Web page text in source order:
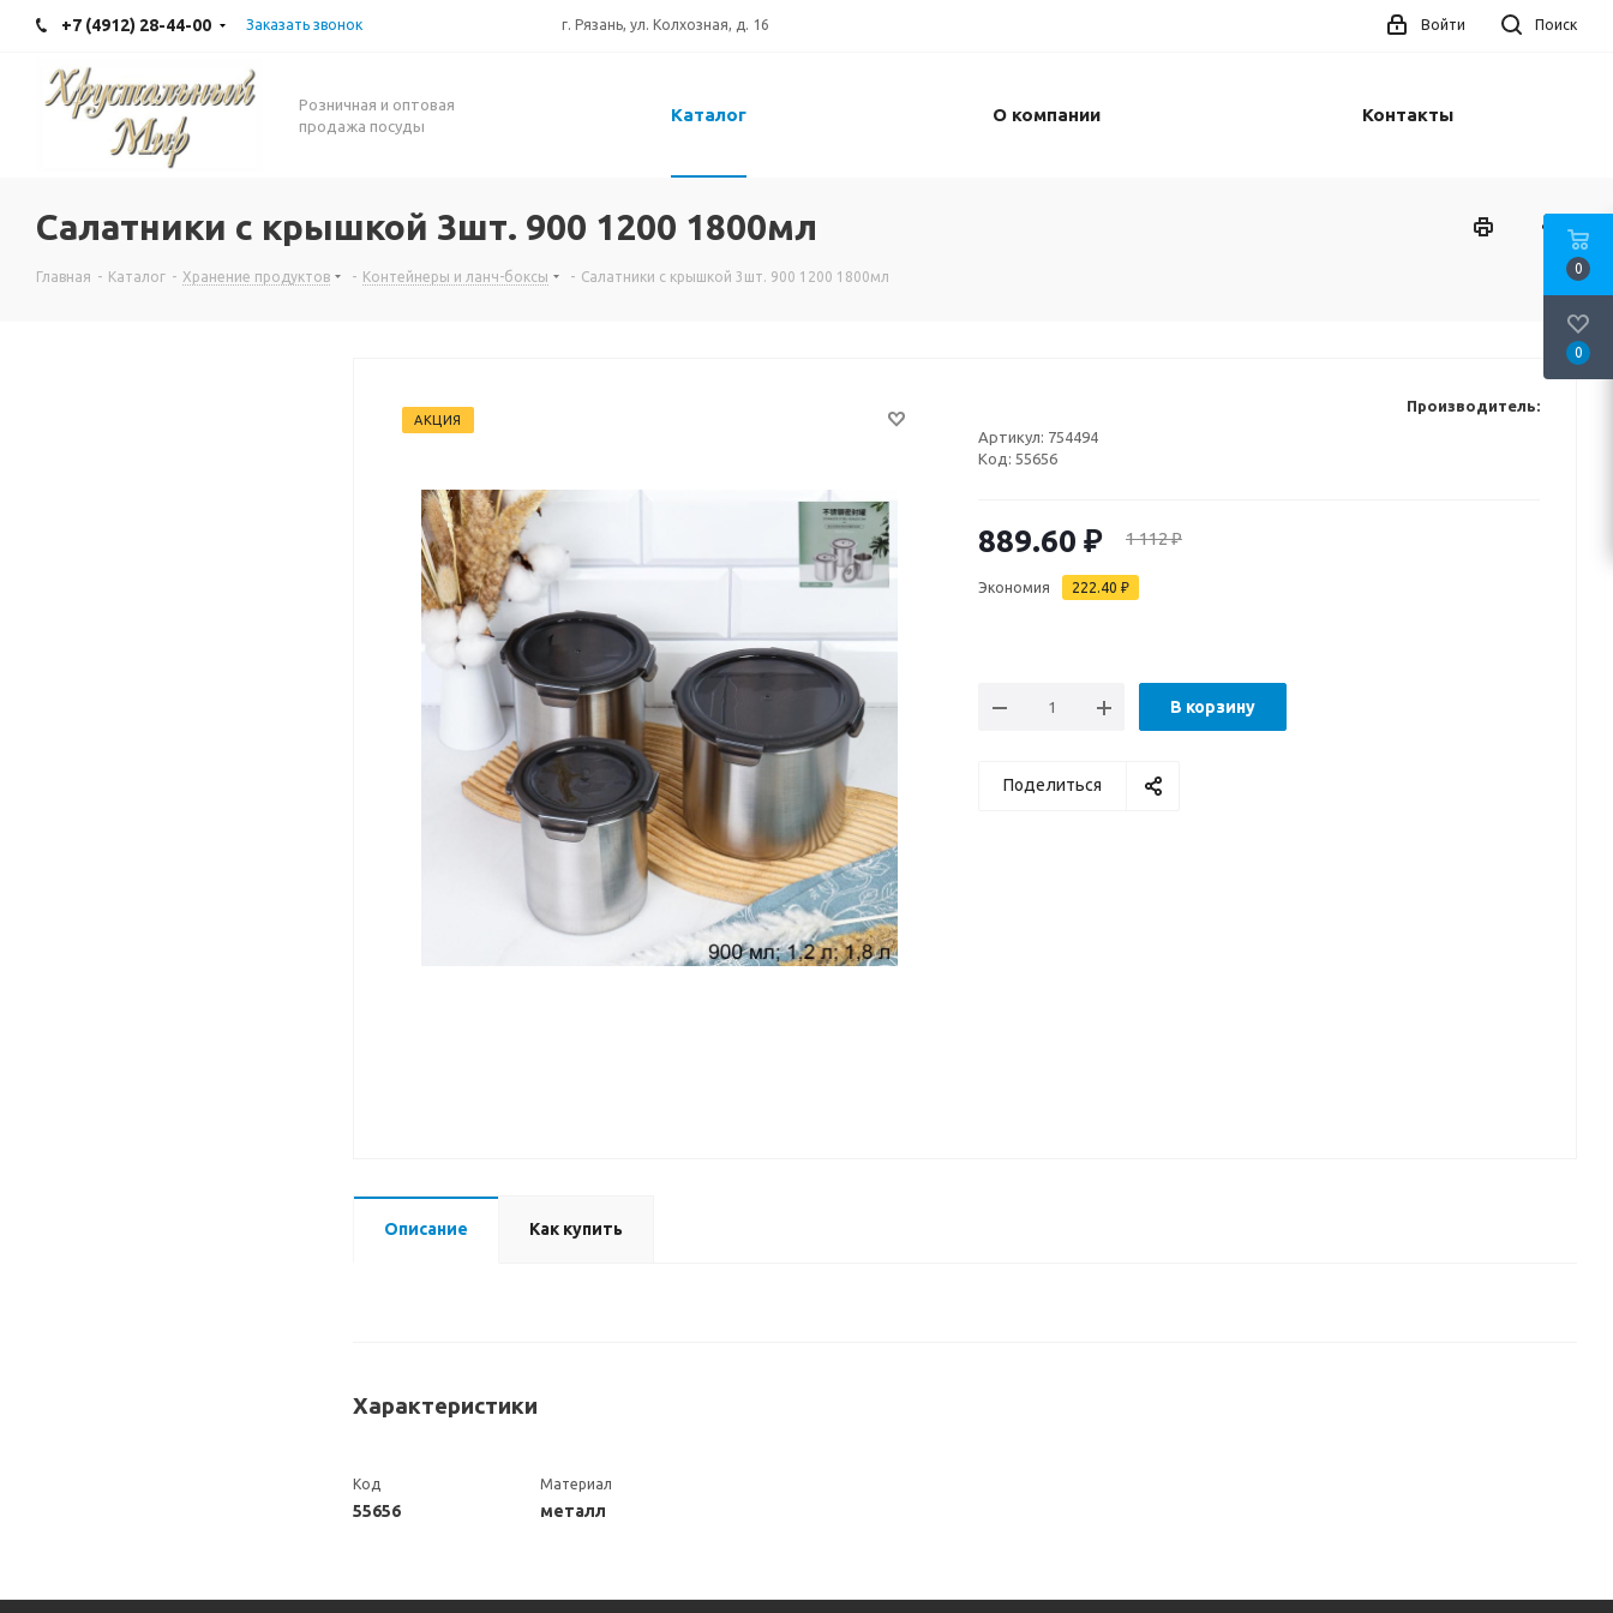
+7 (4912) 28-44-00 Заказать звонок г. Рязань, ул. Колхозная, д. 16 Поиск
Войти
Розничная и оптовая
продажа посуды
Каталог О компании Контакты
Салатники с крышкой 3шт. 900 1200 1800мл
Главная - Каталог - Хранение продуктов - Контейнеры и ланч-боксы - Салатники с крышкой 3шт. 900 1200 1800мл
АКЦИЯ
Производитель:
Артикул: 754494
Код: 55656
889.60 ₽ 1 112₽
Экономия 222.40 ₽
В корзину
Поделиться
Описание Как купить
Характеристики
Код
55656
Материал
металл
0
0